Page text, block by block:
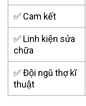
✅ Cam kết
✅ Linh kiện sửa
chữa
✅ Đội ngũ thợ kĩ
thuật